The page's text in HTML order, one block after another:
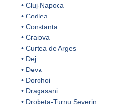
• Cluj-Napoca
• Codlea
• Constanta
• Craiova
• Curtea de Arges
• Dej
• Deva
• Dorohoi
• Dragasani
• Drobeta-Turnu Severin